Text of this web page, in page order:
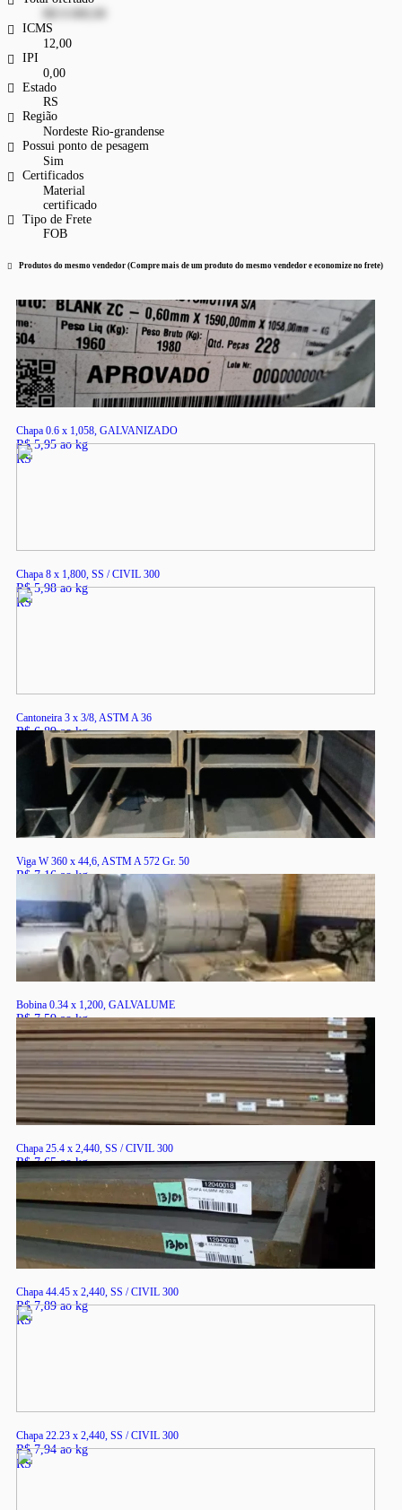
ICMS
12,00
IPI
0,00
Estado
RS
Região
Nordeste Rio-grandense
Possui ponto de pesagem
Sim
Certificados
Material
certificado
Tipo de Frete
FOB
Produtos do mesmo vendedor (Compre mais de um produto do mesmo vendedor e economize no frete)
Chapa 0.6 x 1,058, GALVANIZADO
R$ 5,95 ao kg
RS
Chapa 8 x 1,800, SS / CIVIL 300
R$ 5,98 ao kg
RS
Cantoneira 3 x 3/8, ASTM A 36
R$ 6,89 ao kg
Viga W 360 x 44,6, ASTM A 572 Gr. 50
R$ 7,16 ao kg
Bobina 0.34 x 1,200, GALVALUME
R$ 7,59 ao kg
RS
Chapa 25.4 x 2,440, SS / CIVIL 300
R$ 7,65 ao kg
Chapa 44.45 x 2,440, SS / CIVIL 300
R$ 7,89 ao kg
RS
Chapa 22.23 x 2,440, SS / CIVIL 300
R$ 7,94 ao kg
RS